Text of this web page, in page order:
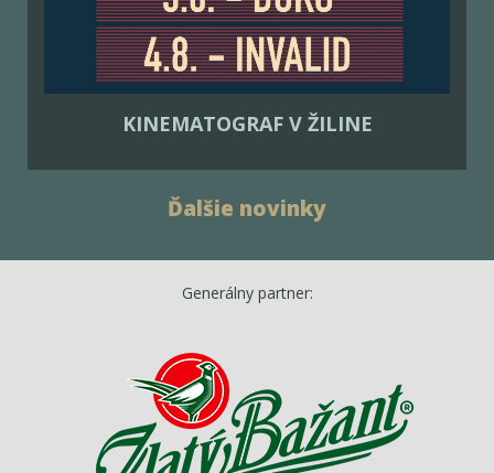
KINEMATOGRAF V ŽILINE
Ďalšie novinky
Generálny partner: